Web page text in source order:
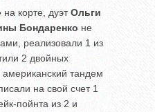
корте, дуэтОльги
Бондаренко не
реализовали 1 из
2 двойных
тандем
на свой счет 1
пойнта из 2 и